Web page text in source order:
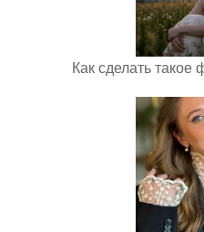
Как сделать такое